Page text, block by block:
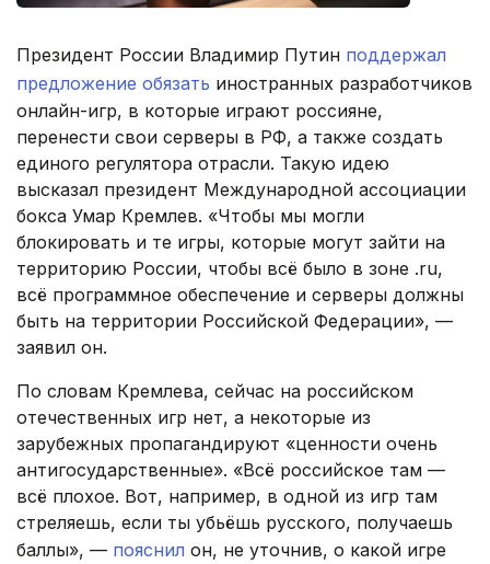
Президент России Владимир Путин поддержал
предложение обязать иностранных разработчиков
онлайн-игр, в которые играют россияне,
перенести свои серверы в РФ, а также создать
единого регулятора отрасли. Такую идею
высказал президент Международной ассоциации
бокса Умар Кремлев. «Чтобы мы могли
блокировать и те игры, которые могут зайти на
территорию России, чтобы всё было в зоне .ru,
всё программное обеспечение и серверы должны
быть на территории Российской Федерации», —
заявил он.
По словам Кремлева, сейчас на российском
отечественных игр нет, а некоторые из
зарубежных пропагандируют «ценности очень
антигосударственные». «Всё российское там —
всё плохое. Вот, например, в одной из игр там
стреляешь, если ты убьёшь русского, получаешь
баллы», — пояснил он, не уточнив, о какой игре